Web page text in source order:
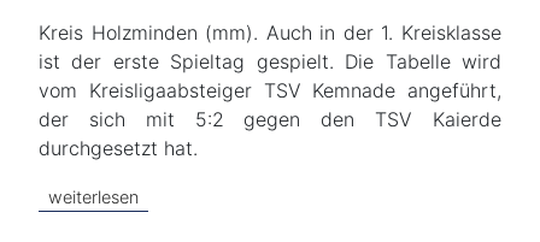
Kreis Holzminden (mm). Auch in der 1. Kreisklasse
ist der erste Spieltag gespielt. Die Tabelle wird
vom Kreisligaabsteiger TSV Kemnade angeführt,
der sich mit 5:2 gegen den TSV Kaierde
durchgesetzt hat.
weiterlesen